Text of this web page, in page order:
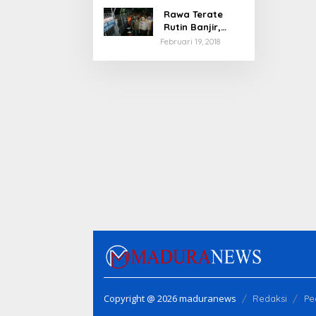
Rawa Terate
Rutin Banjir,
Anies Bakal Cek
Februari 19, 2018
Copyright @ 2026 maduranews Redaksi